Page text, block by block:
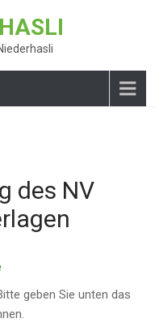
des NV
geben Sie unten das